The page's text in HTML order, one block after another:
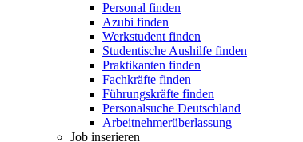
Personal finden
Azubi finden
Werkstudent finden
Studentische Aushilfe finden
Praktikanten finden
Fachkräfte finden
Führungskräfte finden
Personalsuche Deutschland
Arbeitnehmerüberlassung
Job inserieren